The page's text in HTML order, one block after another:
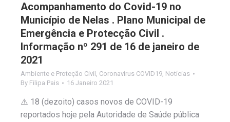
Acompanhamento do Covid-19 no
Município de Nelas . Plano Municipal de
Emergência e Protecção Civil .
Informação nº 291 de 16 de janeiro de
2021
Ambiente e Proteção Civil , Coronavirus COVID19, Notícias
By Filipa Pais 16 Janeiro 2021
⚠️ 18 (dezoito) casos novos de COVID-19
reportados hoje pela Autoridade de Saúde pública